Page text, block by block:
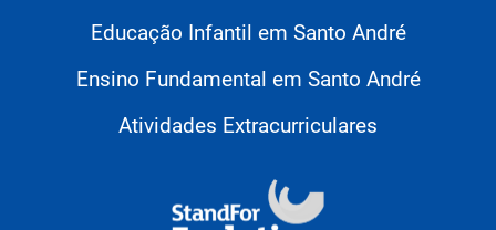
Educação Infantil em Santo André
Ensino Fundamental em Santo André
Atividades Extracurriculares